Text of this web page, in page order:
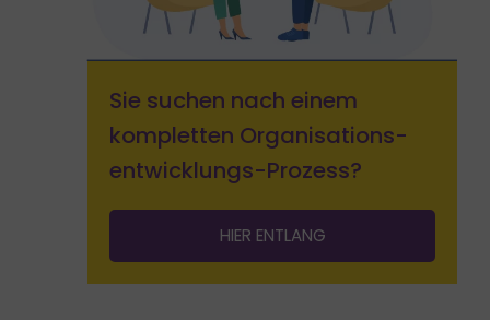
Sie suchen nach einem
kompletten Organisations­
entwicklungs-Prozess?
HIER ENTLANG